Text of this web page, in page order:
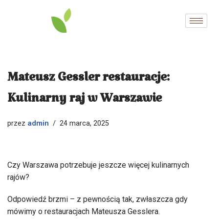
Mateusz Gessler restauracje:
Kulinarny raj w Warszawie
przez admin 24 marca, 2025
Czy Warszawa potrzebuje jeszcze więcej kulinarnych
rajów?
Odpowiedź brzmi – z pewnością tak, zwłaszcza gdy
mówimy o restauracjach Mateusza Gesslera.